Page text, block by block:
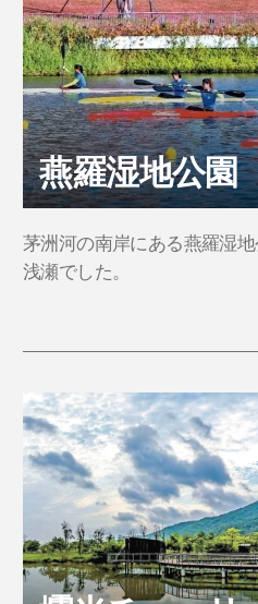
燕羅湿地公園
茅洲河の南岸にある燕羅湿
浅瀬でした。